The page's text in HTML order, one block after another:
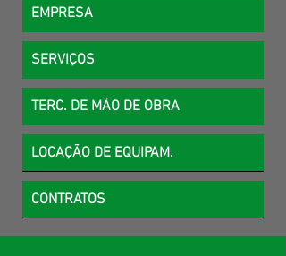
EMPRESA
SERVIÇOS
TERC. DE MÃO DE OBRA
LOCAÇÃO DE EQUIPAM.
CONTRATOS